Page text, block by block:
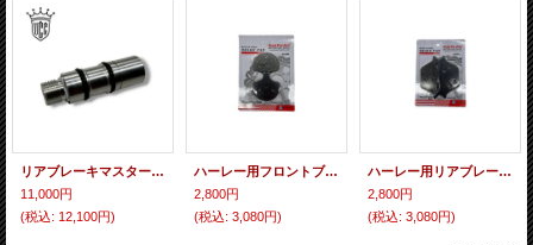
リアブレーキマスターシリンダーリビルドキット カートリッジタイプ
11,000円
(税込: 12,100円)
ハーレー用フロントブレーキパッド
2,800円
(税込: 3,080円)
ハーレー用リアブレーキパッド
2,800円
(税込: 3,080円)